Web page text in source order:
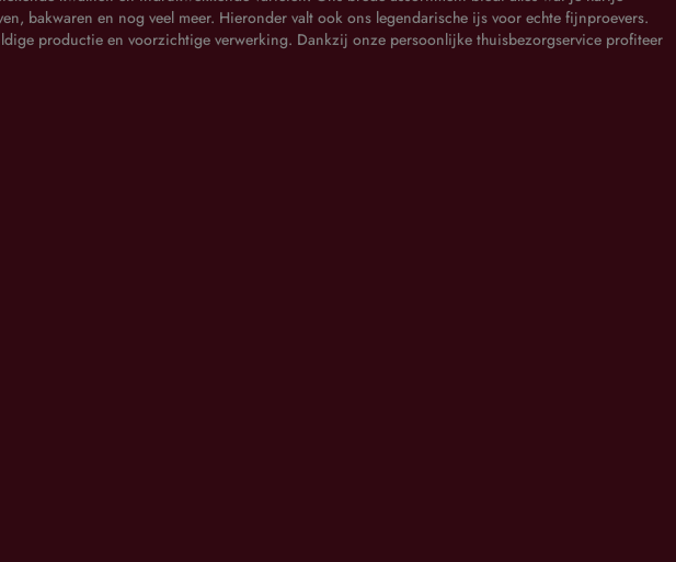
bakwaren en nog veel meer. Hieronder valt ook ons legendarische ijs voor echte fijnproevers.
productie en voorzichtige verwerking. Dankzij onze persoonlijke thuisbezorgservice profiteer